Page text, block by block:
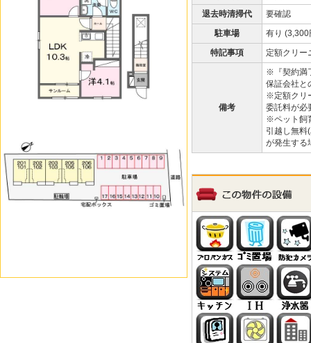
退去時清掃代
要確認
駐車場
有り (3,300
特記事項
定額クリー
備考
※『契約満
保証会社と
※定額クリ
委託料が必
※ペット飼
引越し無料
が発生する